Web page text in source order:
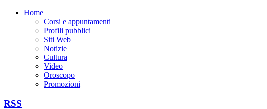
Home
Corsi e appuntamenti
Profili pubblici
Siti Web
Notizie
Cultura
Video
Oroscopo
Promozioni
RSS